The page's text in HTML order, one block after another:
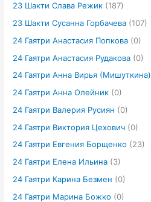
23 Шакти Слава Режик (187)
23 Шакти Сусанна Горбачева (107)
24 Гаятри Анастасия Попкова (0)
24 Гаятри Анастасия Рудакова (0)
24 Гаятри Анна Вирья (Мишуткина)
24 Гаятри Анна Олейник (0)
24 Гаятри Валерия Русиян (0)
24 Гаятри Виктория Цехович (0)
24 Гаятри Евгения Борщенко (23)
24 Гаятри Елена Ильина (3)
24 Гаятри Карина Безмен (0)
24 Гаятри Марина Божко (0)